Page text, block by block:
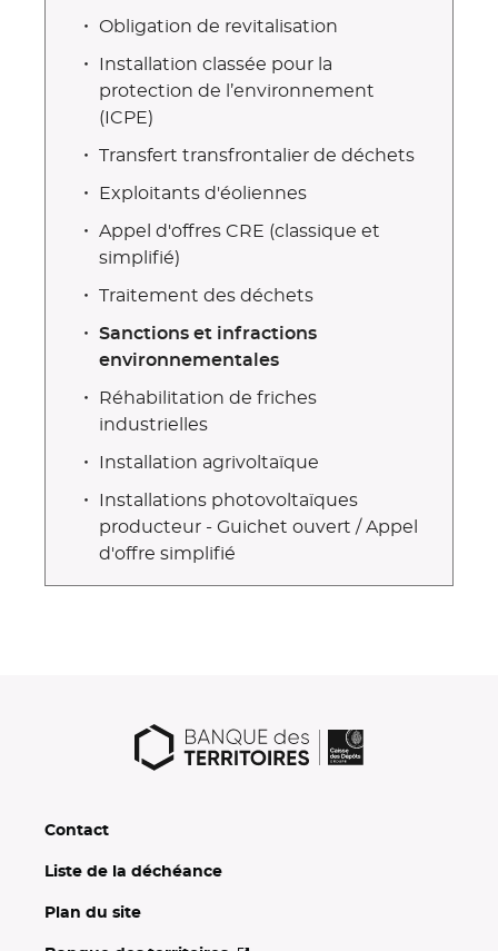
Obligation de revitalisation
Installation classée pour la
protection de l’environnement
(ICPE)
Transfert transfrontalier de déchets
Exploitants d'éoliennes
Appel d'offres CRE (classique et
simplifié)
Traitement des déchets
Sanctions et infractions
environnementales
Réhabilitation de friches
industrielles
Installation agrivoltaïque
Installations photovoltaïques
producteur - Guichet ouvert / Appel
d'offre simplifié
Contact
Liste de la déchéance
Plan du site